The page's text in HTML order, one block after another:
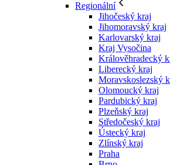
Regionální
Jihočeský kraj
Jihomoravský kraj
Karlovarský kraj
Kraj Vysočina
Králověhradecký
Liberecký kraj
Moravskoslezský
Olomoucký kraj
Pardubický kraj
Plzeňský kraj
Středočeský kraj
Ústecký kraj
Zlínský kraj
Praha